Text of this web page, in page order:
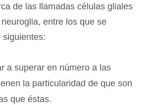
de las llamadas células gliales
entre los que se
siguientes:
a superar en número a las
la particularidad de que son
que éstas.